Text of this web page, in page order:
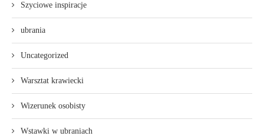
Szyciowe inspiracje
ubrania
Uncategorized
Warsztat krawiecki
Wizerunek osobisty
Wstawki w ubraniach